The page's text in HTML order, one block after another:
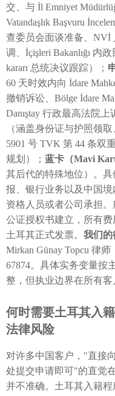
交、与 İl Emniyet
Vatandaşlık Başvuru
查委员会面谈准备、NVİ
调、İçişleri Bakanlığı 内
kararı 总统决议跟踪）；
60 天时效内向 İdare
撤销诉讼、Bölge İdare
Danıştay 行政最高法院上
（涵盖身份证与护照领
5901 号 TVK 第 44 条双
规划）； 蓝卡（Mavi
其后代的特殊地位）。
报、银行业务以及中国
资格人员或者公司承担
公证授权书建立，所有
土耳其正式发票。 我们的
Mirkan Günay Topcu 律
67874。具体实务变量按
整，但执业边界在所有客
何时需要土耳其入
法律风险
对许多中国客户，"直接
处提交申请即可"的直觉
并不准确。土耳其入籍